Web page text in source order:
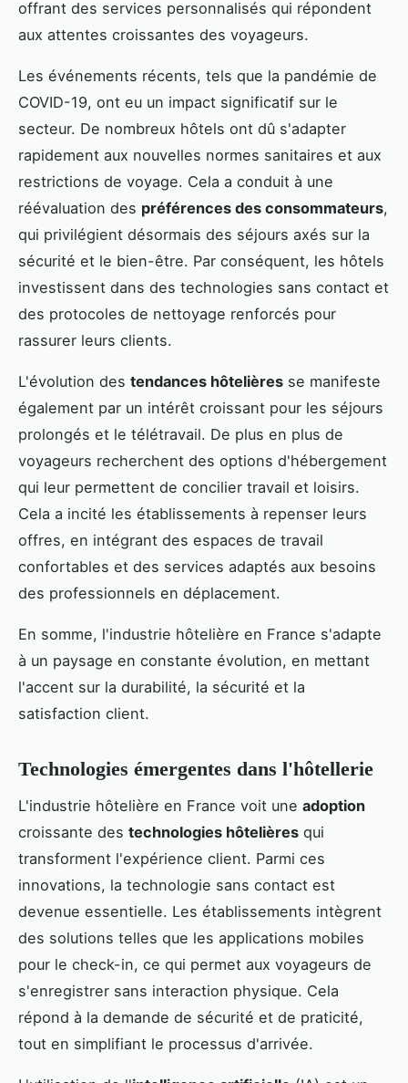
offrant des services personnalisés qui répondent
aux attentes croissantes des voyageurs.
Les événements récents, tels que la pandémie de
COVID-19, ont eu un impact significatif sur le
secteur. De nombreux hôtels ont dû s'adapter
rapidement aux nouvelles normes sanitaires et aux
restrictions de voyage. Cela a conduit à une
réévaluation des préférences des consommateurs,
qui privilégient désormais des séjours axés sur la
sécurité et le bien-être. Par conséquent, les hôtels
investissent dans des technologies sans contact et
des protocoles de nettoyage renforcés pour
rassurer leurs clients.
L'évolution des tendances hôtelières se manifeste
également par un intérêt croissant pour les séjours
prolongés et le télétravail. De plus en plus de
voyageurs recherchent des options d'hébergement
qui leur permettent de concilier travail et loisirs.
Cela a incité les établissements à repenser leurs
offres, en intégrant des espaces de travail
confortables et des services adaptés aux besoins
des professionnels en déplacement.
En somme, l'industrie hôtelière en France s'adapte
à un paysage en constante évolution, en mettant
l'accent sur la durabilité, la sécurité et la
satisfaction client.
Technologies émergentes dans l'hôtellerie
L'industrie hôtelière en France voit une adoption
croissante des technologies hôtelières qui
transforment l'expérience client. Parmi ces
innovations, la technologie sans contact est
devenue essentielle. Les établissements intègrent
des solutions telles que les applications mobiles
pour le check-in, ce qui permet aux voyageurs de
s'enregistrer sans interaction physique. Cela
répond à la demande de sécurité et de praticité,
tout en simplifiant le processus d'arrivée.